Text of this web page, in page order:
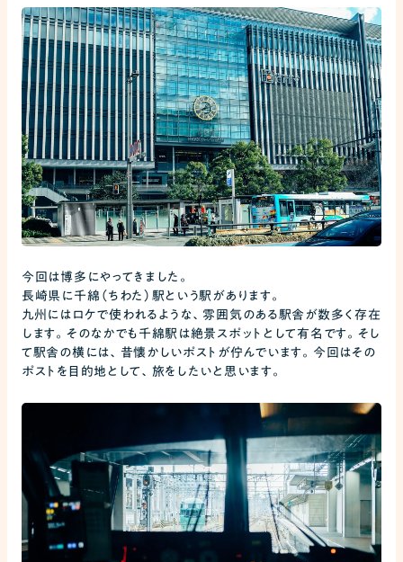
今回は博多にやってきました。
長崎県に千綿（ちわた）駅という駅があります。
九州にはロケで使われるような、雰囲気のある駅舎が数多く存在
します。そのなかでも千綿駅は絶景スポットとして有名です。そし
て駅舎の横には、昔懐かしいポストが佇んでいます。今回はその
ポストを目的地として、旅をしたいと思います。